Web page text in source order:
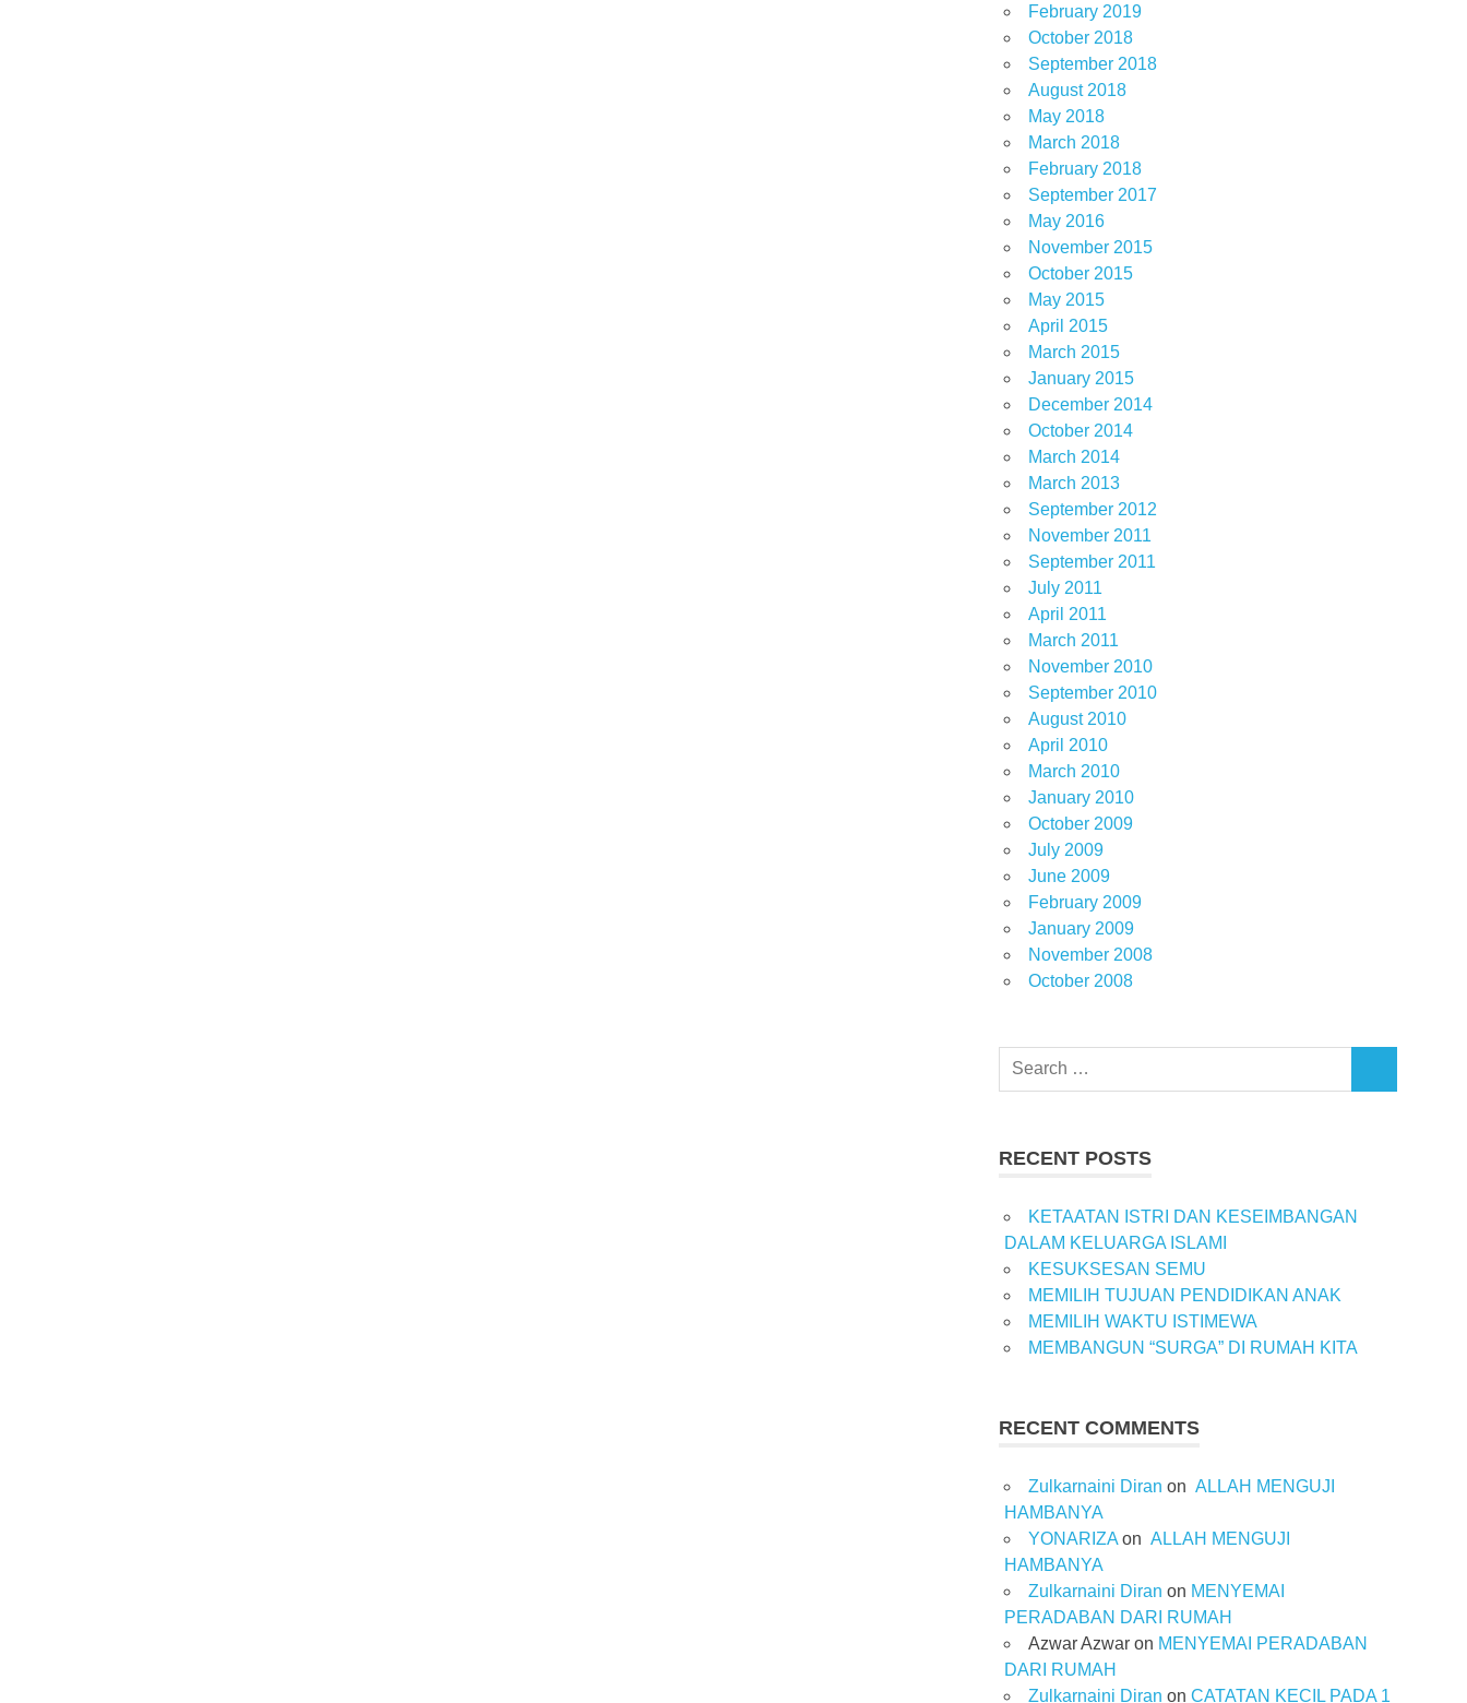
February 2019
October 2018
September 2018
August 2018
May 2018
March 2018
February 2018
September 2017
May 2016
November 2015
October 2015
May 2015
April 2015
March 2015
January 2015
December 2014
October 2014
March 2014
March 2013
September 2012
November 2011
September 2011
July 2011
April 2011
March 2011
November 2010
September 2010
August 2010
April 2010
March 2010
January 2010
October 2009
July 2009
June 2009
February 2009
January 2009
November 2008
October 2008
Search
RECENT POSTS
KETAATAN ISTRI DAN KESEIMBANGAN
DALAM KELUARGA ISLAMI
KESUKSESAN SEMU
MEMILIH TUJUAN PENDIDIKAN ANAK
MEMILIH WAKTU ISTIMEWA
MEMBANGUN “SURGA” DI RUMAH KITA
RECENT COMMENTS
Zulkarnaini Diran on ALLAH MENGUJI
HAMBANYA
YONARIZA on ALLAH MENGUJI
HAMBANYA
Zulkarnaini Diran on MENYEMAI
PERADABAN DARI RUMAH
Azwar Azwar on MENYEMAI PERADABAN
DARI RUMAH
Zulkarnaini Diran on CATATAN KECIL PADA 1